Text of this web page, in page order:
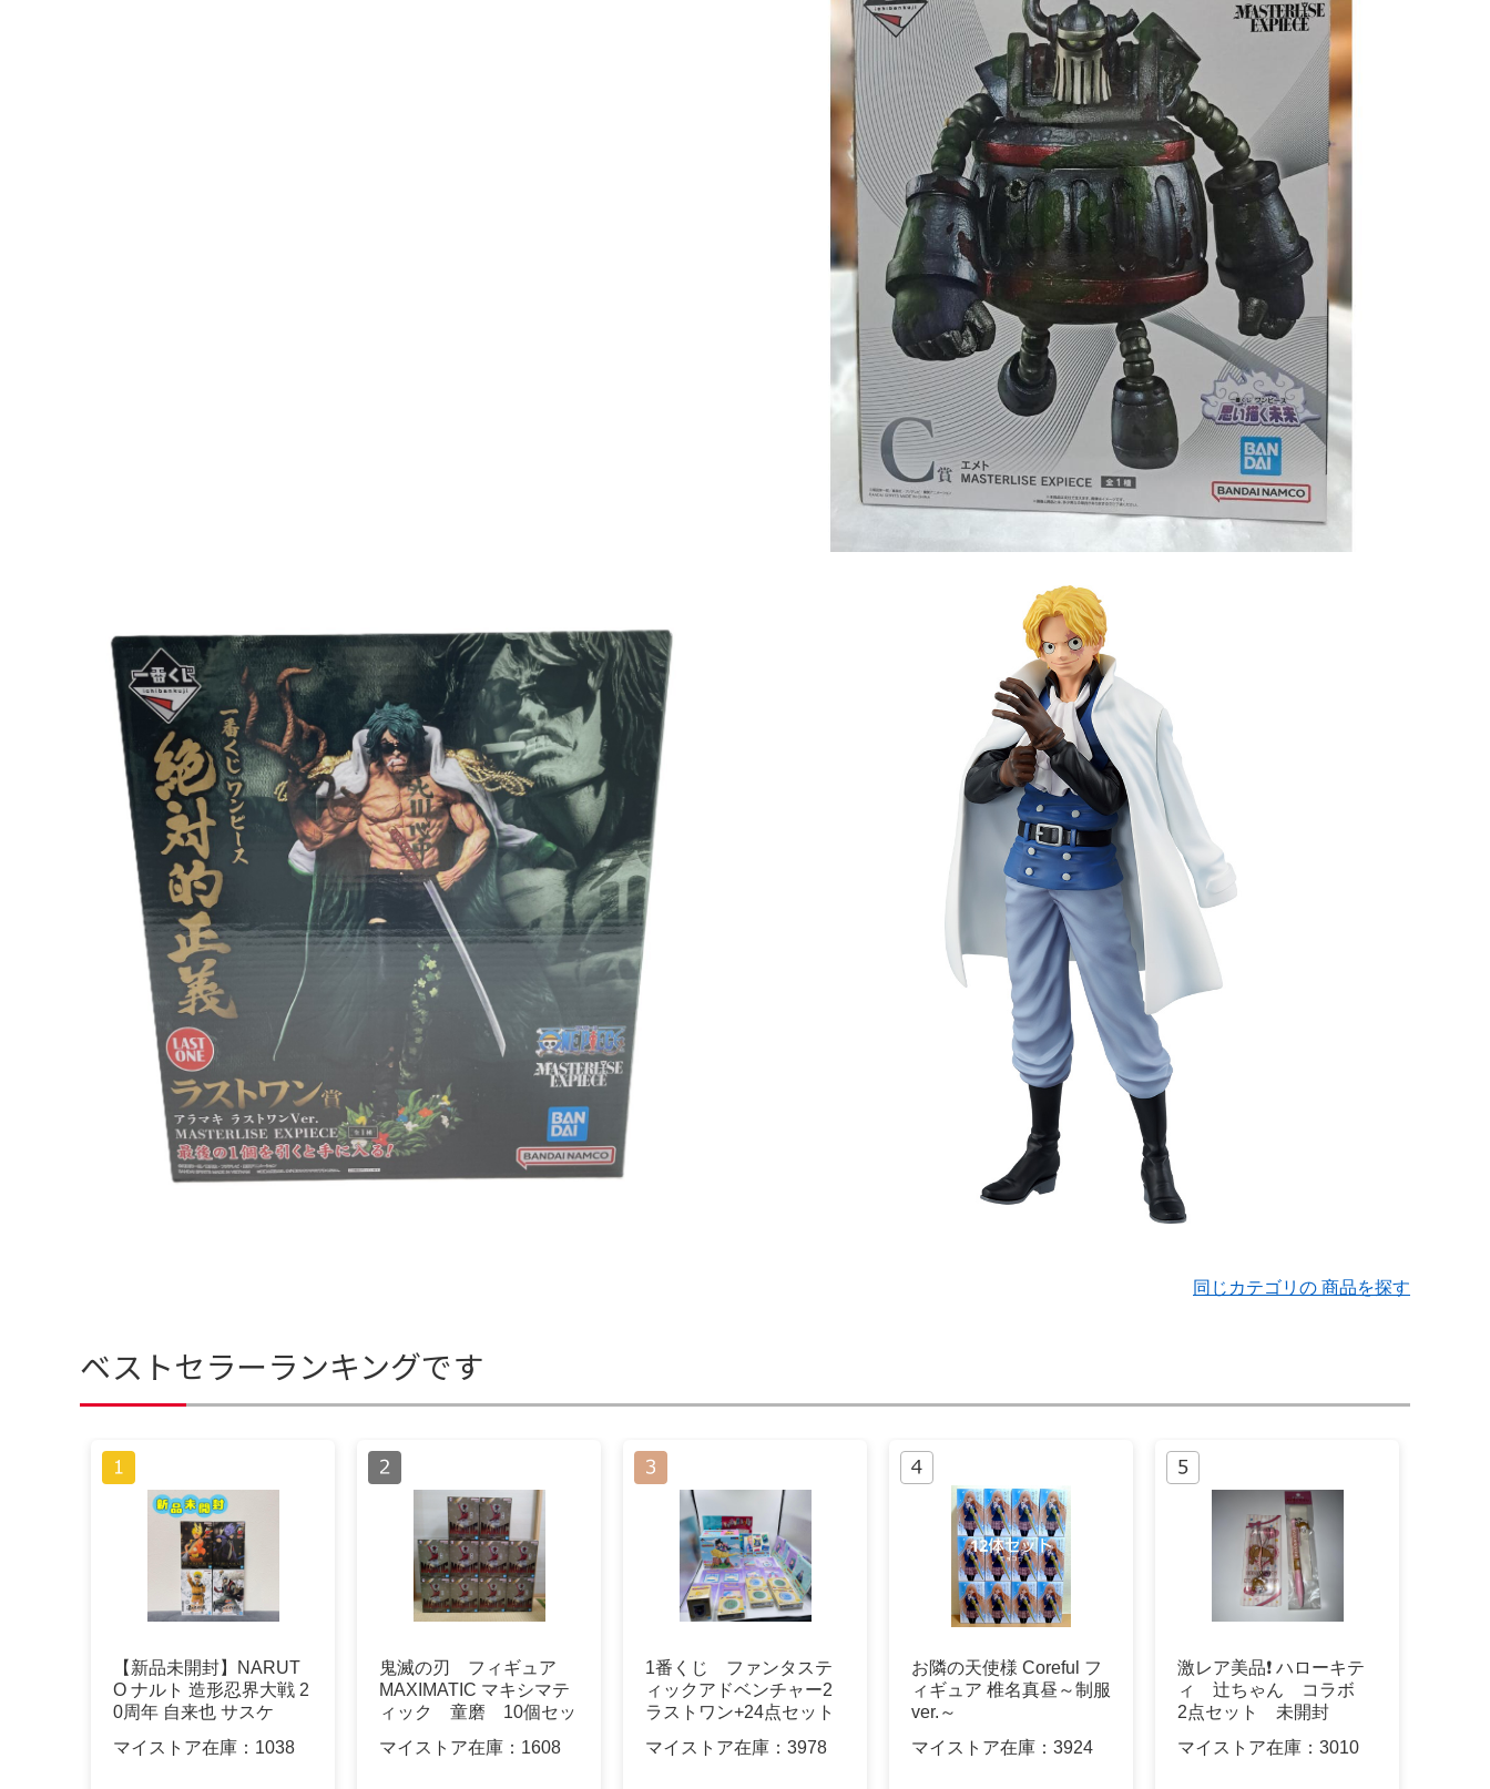
同じカテゴリの 商品を探す
ベストセラーランキングです
【新品未開封】NARUT
O ナルト 造形忍界大戦 2
0周年 自来也 サスケ
マイストア在庫： 1038
鬼滅の刃 フィギュア
MAXIMATIC マキシマテ
ィック 童磨 10個セッ
マイストア在庫： 1608
1番くじ ファンタステ
ィックアドベンチャー2
ラストワン+24点セット
マイストア在庫： 3978
お隣の天使様 Coreful フ
ィギュア 椎名真昼～制服
ver.～
マイストア在庫： 3924
激レア美品❗️ ハローキテ
ィ 辻ちゃん コラボ
2点セット 未開封
マイストア在庫： 3010